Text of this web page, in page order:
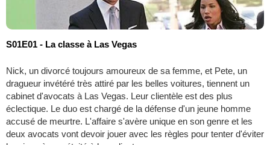
S01E01 - La classe à Las Vegas
Nick, un divorcé toujours amoureux de sa femme, et Pete, un
dragueur invétéré très attiré par les belles voitures, tiennent un
cabinet d'avocats à Las Vegas. Leur clientèle est des plus
éclectique. Le duo est chargé de la défense d'un jeune homme
accusé de meurtre. L'affaire s'avère unique en son genre et les
deux avocats vont devoir jouer avec les règles pour tenter d'éviter